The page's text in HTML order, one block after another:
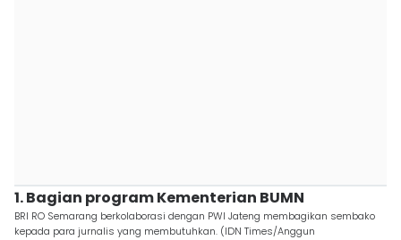
1. Bagian program Kementerian BUMN
BRI RO Semarang berkolaborasi dengan PWI Jateng membagikan sembako
kepada para jurnalis yang membutuhkan. (IDN Times/Anggun